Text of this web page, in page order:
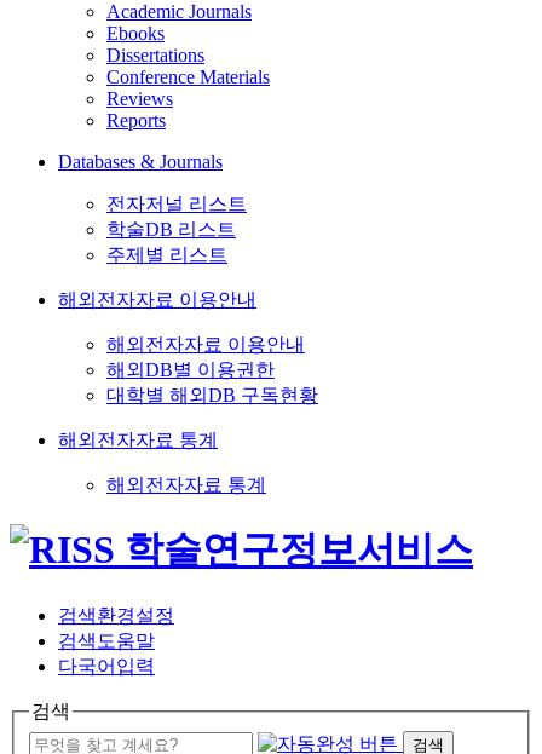
Academic Journals
Ebooks
Dissertations
Conference Materials
Reviews
Reports
Databases & Journals
전자저널 리스트
학술DB 리스트
주제별 리스트
해외전자자료 이용안내
해외전자자료 이용안내
해외DB별 이용권한
대학별 해외DB 구독현황
해외전자자료 통계
해외전자자료 통계
검색환경설정
검색도움말
다국어입력
검색
검색